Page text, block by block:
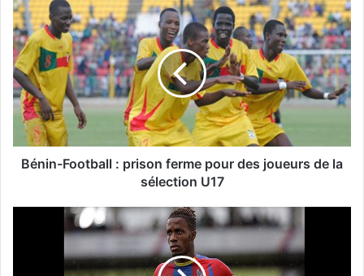
Bénin-Football : prison ferme pour des joueurs de la
sélection U17